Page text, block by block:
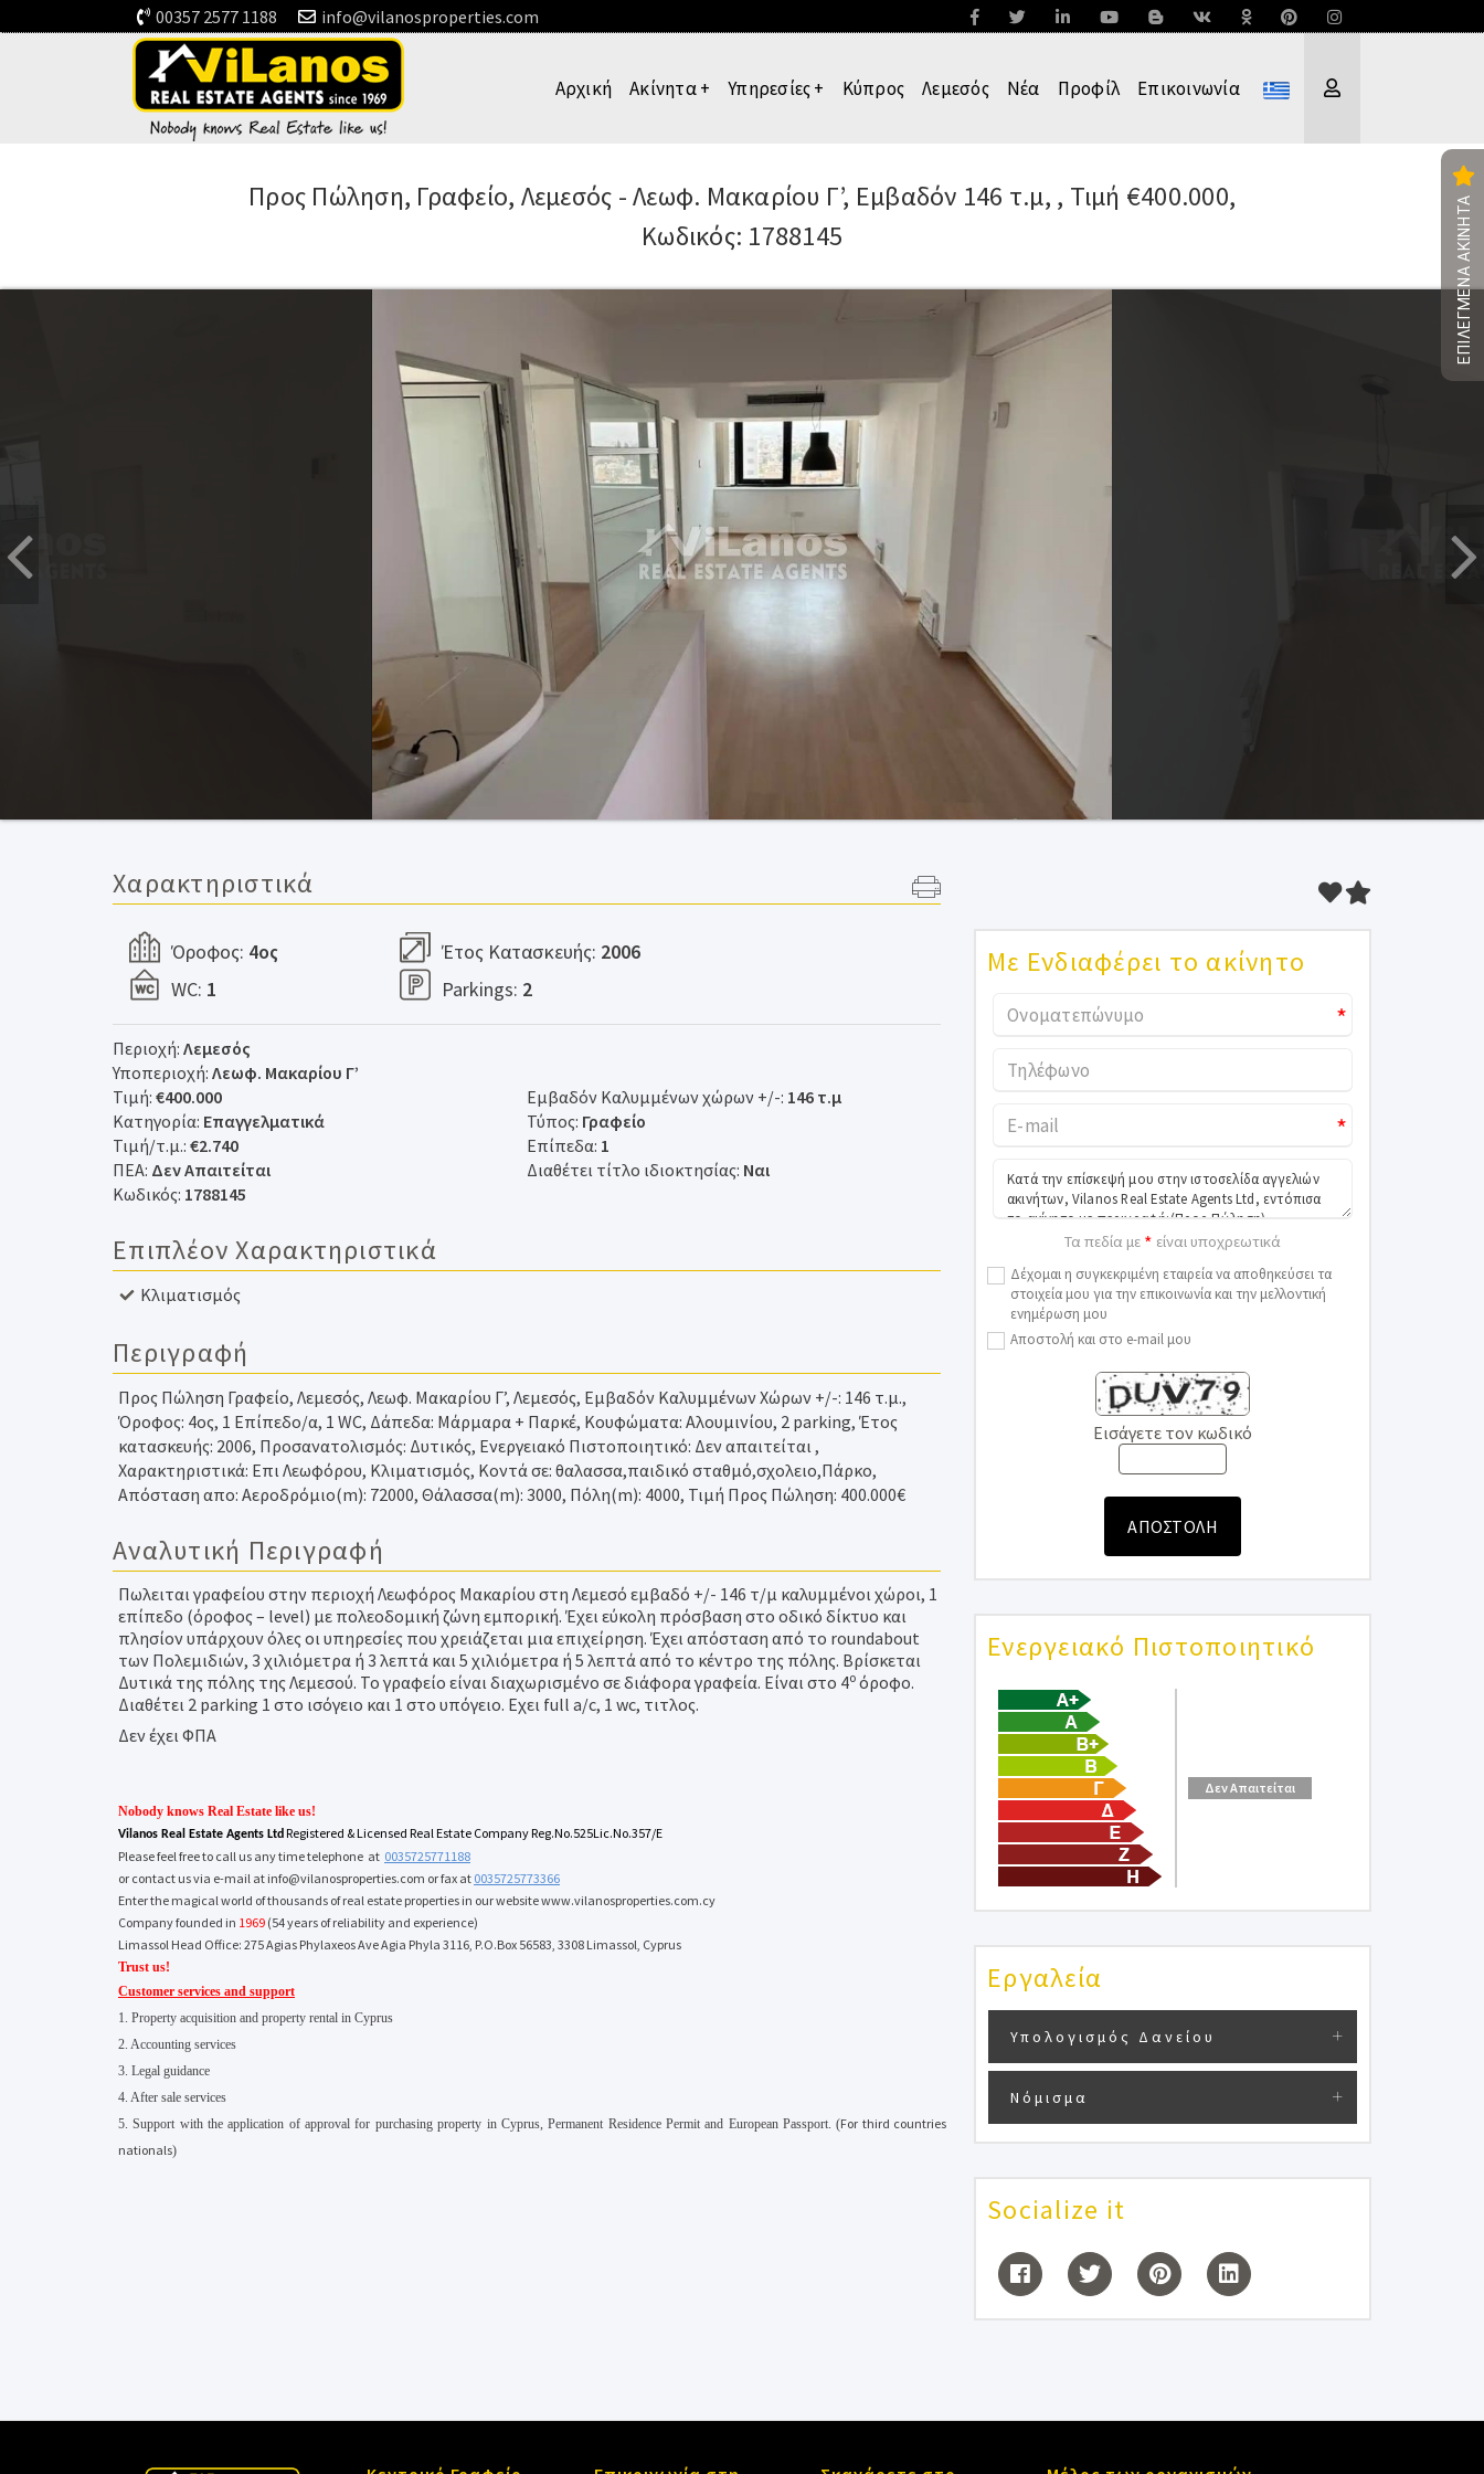
00357 2577 1188 info@vilanosproperties.com
Αρχική Ακίνητα+ Υπηρεσίες+ Κύπρος Λεμεσός Νέα Προφίλ Επικοινωνία
ΕΠΙΛΕΓΜΕΝΑ ΑΚΙΝΗΤΑ
Προς Πώληση, Γραφείο, Λεμεσός -Λεωφ. Μακαρίου Γ’, Εμβαδόν 146 τ.μ, , Τιμή €400.000,
Κωδικός: 1788145
Χαρακτηριστικά
Όροφος: 4ος
WC: 1
Έτος Κατασκευής: 2006
Parkings: 2
Περιοχή: Λεμεσός
Υποπεριοχή: Λεωφ. Μακαρίου Γ’
Τιμή: €400.000 Εμβαδόν Καλυμμένων χώρων +/-: 146 τ.μ
Κατηγορία: Επαγγελματικά Τύπος: Γραφείο
Τιμή/τ.μ.: €2.740 Επίπεδα: 1
ΠΕΑ: Δεν Απαιτείται Διαθέτει τίτλο ιδιοκτησίας: Ναι
Κωδικός: 1788145
Επιπλέον Χαρακτηριστικά
Κλιματισμός
Περιγραφή
Προς Πώληση Γραφείο, Λεμεσός, Λεωφ. Μακαρίου Γ’, Λεμεσός, Εμβαδόν Καλυμμένων Χώρων +/-: 146 τ.μ.,
Όροφος: 4ος, 1 Επίπεδο/α, 1 WC, Δάπεδα: Μάρμαρα + Παρκέ, Kουφώματα: Αλουμινίου, 2 parking, Έτος
κατασκευής: 2006, Προσανατολισμός: Δυτικός, Ενεργειακό Πιστοποιητικό: Δεν απαιτείται ,
Χαρακτηριστικά: Επι Λεωφόρου, Κλιματισμός, Κοντά σε: θαλασσα,παιδικό σταθμό,σχολειο,Πάρκο,
Απόσταση απο: Αεροδρόμιο(m): 72000, Θάλασσα(m): 3000, Πόλη(m): 4000, Τιμή Προς Πώληση: 400.000€
Αναλυτική Περιγραφή
Πωλειται γραφείου στην περιοχή Λεωφόρος Μακαρίου στη Λεμεσό εμβαδό +/- 146 τ/μ καλυμμένοι χώροι, 1
επίπεδο (όροφος – level) με πολεοδομική ζώνη εμπορική. Έχει εύκολη πρόσβαση στο οδικό δίκτυο και
πλησίον υπάρχουν όλες οι υπηρεσίες που χρειάζεται μια επιχείρηση. Έχει απόσταση από το roundabout
των Πολεμιδιών, 3 χιλιόμετρα ή 3 λεπτά και 5 χιλιόμετρα ή 5 λεπτά από το κέντρο της πόλης. Βρίσκεται
Δυτικά της πόλης της Λεμεσού. Το γραφείο είναι διαχωρισμένο σε διάφορα γραφεία. Είναι στο 4ο όροφο.
Διαθέτει 2 parking 1 στο ισόγειο και 1 στο υπόγειο. Εχει full a/c, 1 wc, τιτλος.
Δεν έχει ΦΠΑ
Nobody knows Real Estate like us!
Vilanos Real Estate Agents Ltd Registered & Licensed Real Estate Company Reg.No.525Lic.No.357/E
Please feel free to call us any time telephone at 0035725771188
or contact us via e-mail at info@vilanosproperties.com or fax at 0035725773366
Enter the magical world of thousands of real estate properties in our websitewww.vilanosproperties.com.cy
Company founded in 1969 (54 years of reliability and experience)
Limassol Head Office: 275 Agias Phylaxeos Αve Agia Phyla 3116, P.O.Box 56583, 3308 Limassol, Cyprus
Trust us!
Customer services and support
1. Property acquisition and property rental in Cyprus
2. Accounting services
3. Legal guidance
4. After sale services
5. Support with the application of approval for purchasing property in Cyprus, Permanent Residence Permit and European Passport.(For third countries
nationals)
Με Ενδιαφέρει το ακίνητο
*
*
Τα πεδία με * είναι υποχρεωτικά
Δέχομαι η συγκεκριμένη εταιρεία να αποθηκεύσει τα
στοιχεία μου για την επικοινωνία και την μελλοντική
ενημέρωση μου
Αποστολή και στο e-mail μου
Εισάγετε τον κωδικό
ΑΠΟΣΤΟΛΗ
Ενεργειακό Πιστοποιητικό
Δεν Απαιτείται
Εργαλεία
Υπολογισμός Δανείου
Νόμισμα
Socialize it